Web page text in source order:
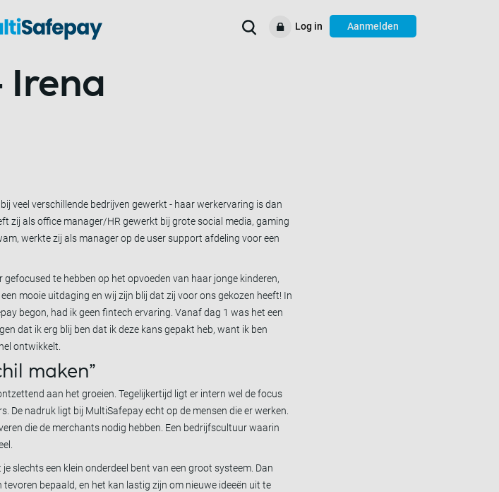
Aan de slag
Samenwerken met
ons
Developers
Nieuws
Log in Aanmelden
Irena
veel verschillende bedrijven gewerkt - haar werkervaring is dan
zij als office manager/HR gewerkt bij grote social media, gaming
werkte zij als manager op de user support afdeling voor een
te hebben op het opvoeden van haar jonge kinderen,
mooie uitdaging en wij zijn blij dat zij voor ons gekozen heeft! In
begon, had ik geen fintech ervaring. Vanaf dag 1 was het een
dat ik erg blij ben dat ik deze kans gepakt heb, want ik ben
ontwikkelt.
maken”
aan het groeien. Tegelijkertijd ligt er intern wel de focus
De nadruk ligt bij MultiSafepay echt op de mensen die er werken.
die de merchants nodig hebben. Een bedrijfscultuur waarin
slechts een klein onderdeel bent van een groot systeem. Dan
bepaald, en het kan lastig zijn om nieuwe ideeën uit te